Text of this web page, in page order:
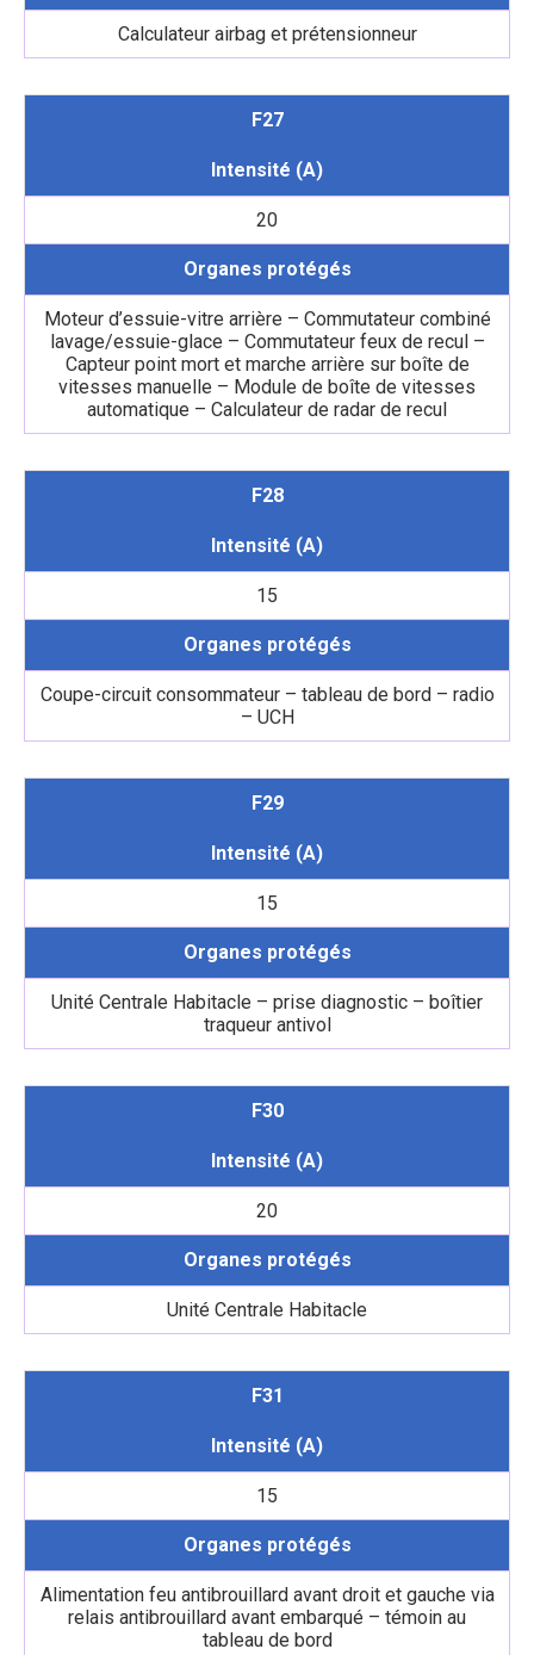
Calculateur airbag et prétensionneur
F27
Intensité (A)
20
Organes protégés
Moteur d’essuie-vitre arrière – Commutateur combiné
lavage/essuie-glace – Commutateur feux de recul –
Capteur point mort et marche arrière sur boîte de
vitesses manuelle – Module de boîte de vitesses
automatique – Calculateur de radar de recul
F28
Intensité (A)
15
Organes protégés
Coupe-circuit consommateur – tableau de bord – radio
– UCH
F29
Intensité (A)
15
Organes protégés
Unité Centrale Habitacle – prise diagnostic – boîtier
traqueur antivol
F30
Intensité (A)
20
Organes protégés
Unité Centrale Habitacle
F31
Intensité (A)
15
Organes protégés
Alimentation feu antibrouillard avant droit et gauche via
relais antibrouillard avant embarqué – témoin au
tableau de bord